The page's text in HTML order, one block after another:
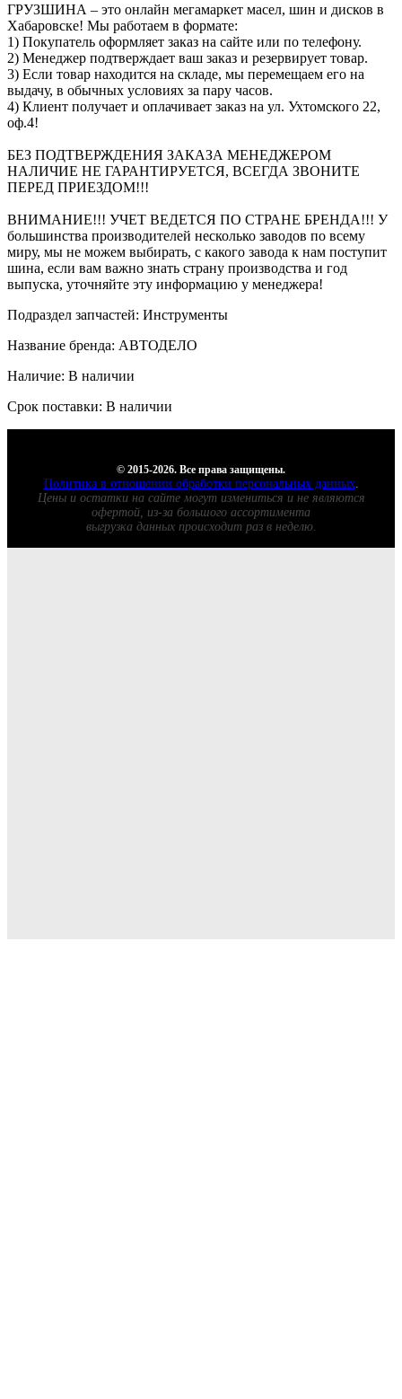
ГРУЗШИНА – это онлайн мегамаркет масел, шин и дисков в
Хабаровске! Мы работаем в формате:
1) Покупатель оформляет заказ на сайте или по телефону.
2) Менеджер подтверждает ваш заказ и резервирует товар.
3) Если товар находится на складе, мы перемещаем его на
выдачу, в обычных условиях за пару часов.
4) Клиент получает и оплачивает заказ на ул. Ухтомского 22,
оф.4!
БЕЗ ПОДТВЕРЖДЕНИЯ ЗАКАЗА МЕНЕДЖЕРОМ
НАЛИЧИЕ НЕ ГАРАНТИРУЕТСЯ, ВСЕГДА ЗВОНИТЕ
ПЕРЕД ПРИЕЗДОМ!!!
ВНИМАНИЕ!!! УЧЕТ ВЕДЕТСЯ ПО СТРАНЕ БРЕНДА!!! У
большинства производителей несколько заводов по всему
миру, мы не можем выбирать, с какого завода к нам поступит
шина, если вам важно знать страну производства и год
выпуска, уточняйте эту информацию у менеджера!
Подраздел запчастей: Инструменты
Название бренда: АВТОДЕЛО
Наличие: В наличии
Срок поставки: В наличии
© 2015-2026. Все права защищены.
Политика в отношении обработки персональных данных.
Цены и остатки на сайте могут измениться и не являются
офертой, из-за большого ассортимента
выгрузка данных происходит раз в неделю.